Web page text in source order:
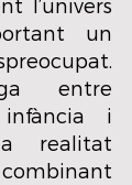
l’univers
un
entre
i
realitat